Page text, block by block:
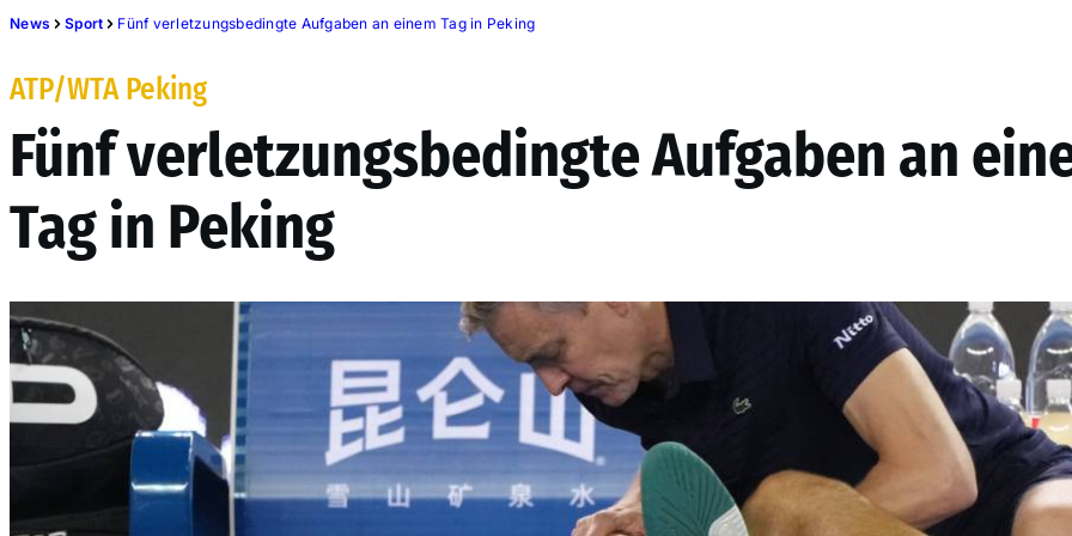
News Sport Fünf verletzungsbedingte Aufgaben an einem Tag in Peking
ATP/WTA Peking
Fünf verletzungsbedingte Aufgaben an
Tag in Peking